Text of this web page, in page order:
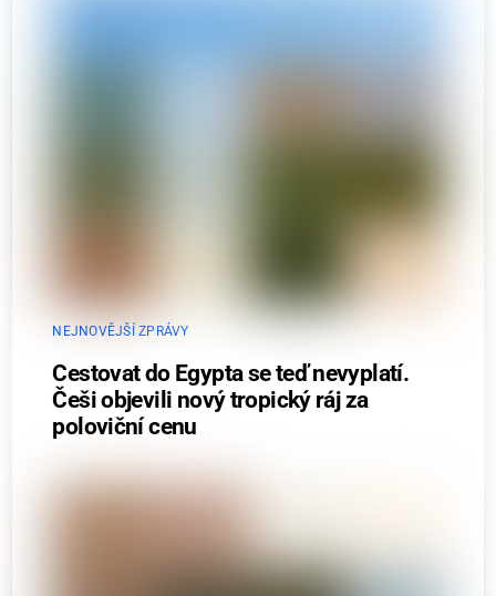
NEJNOVĚJŠÍ ZPRÁVY
Cestovat do Egypta se teď nevyplatí.
Češi objevili nový tropický ráj za
poloviční cenu